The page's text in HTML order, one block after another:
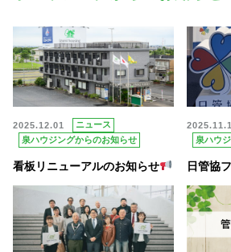
2025.12.01
ニュース
泉ハウジングからのお知らせ
看板リニューアルのお知らせ
泉ハウ
日管協